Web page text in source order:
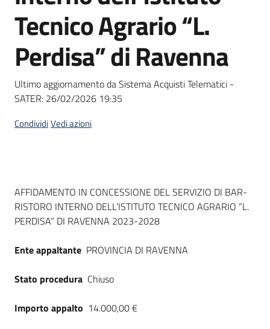
English
site
su
Tecnico Agrario “L.
Perdisa” di Ravenna
Ultimo aggiornamento da Sistema Acquisti Telematici -
SATER: 26/02/2026 19:35
CondividiVedi azioni
Dati del bando
AFFIDAMENTO IN CONCESSIONE DEL SERVIZIO DI BAR-
RISTORO INTERNO DELL’ISTITUTO TECNICO AGRARIO “L.
PERDISA” DI RAVENNA 2023-2028
Ente appaltante PROVINCIA DI RAVENNA
Stato procedura Chiuso
Importo appalto 14.000,00 €